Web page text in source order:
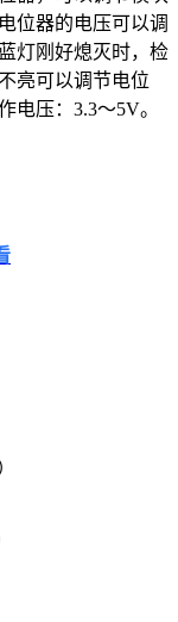
位器的电压可以调
灯刚好熄灭时，检
亮可以调节电位
电压：3.3～5V。